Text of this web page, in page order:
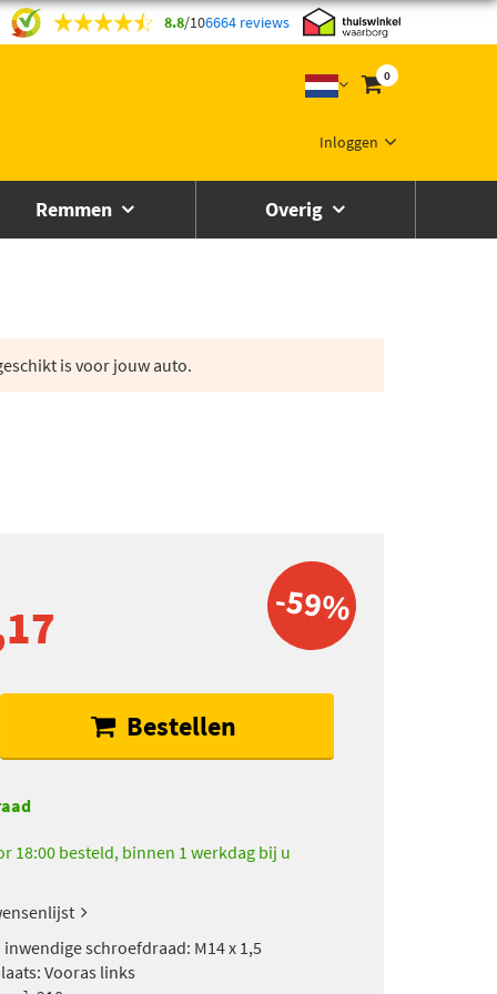
8.8/106664 reviews
0
Inloggen
Remmen Overig
is voor jouw auto.
-59%
Bestellen
18:00 besteld, binnen 1 werkdag bij u
inwendige schroefdraad: M14 x 1,5
Vooras links